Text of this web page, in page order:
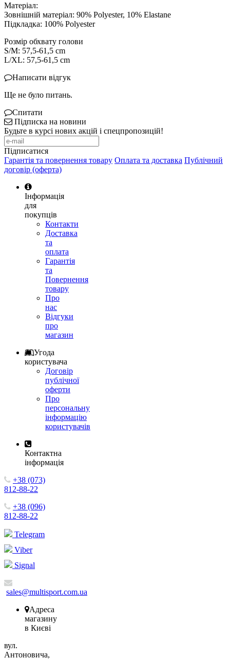
Матеріал:
Зовнішній матеріал: 90% Polyester, 10% Elastane
Підкладка: 100% Polyester
Розмір обхвату голови
S/M: 57,5-61,5 cm
L/XL: 57,5-61,5 cm
Написати відгук
Ще не було питань.
Спитати
Підписка на новини
Будьте в курсі нових акцій і спецпропозицій!
Підписатися
Гарантія та повернення товару Оплата та доставка Публічний
договір (оферта)
Інформація
для
покупців
Контакти
Доставка
та
оплата
Гарантія
та
Повернення
товару
Про
нас
Відгуки
про
магазин
Угода
користувача
Договір
публічної
оферти
Про
персональну
інформацію
користувачів
Контактна
інформація
+38 (073)
812-88-22
+38 (096)
812-88-22
Telegram
Viber
Signal
sales@multisport.com.ua
Адреса
магазину
в Києві
вул.
Антоновича,